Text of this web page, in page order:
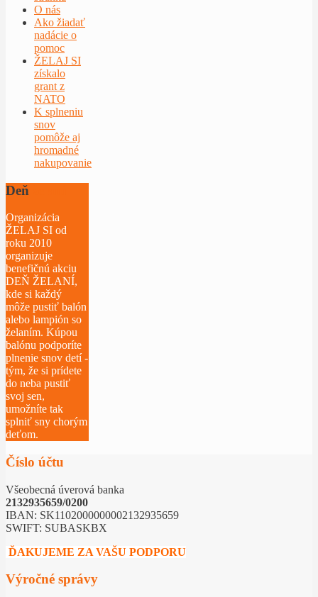
O nás
Ako žiadať
nadácie o
pomoc
ŽELAJ SI
získalo
grant z
NATO
K splneniu
snov
pomôže aj
hromadné
nakupovanie
Deň
Organizácia
ŽELAJ SI od
roku 2010
organizuje
benefičnú akciu
DEŇ ŽELANÍ,
kde si každý
môže pustiť balón
alebo lampión so
želaním. Kúpou
balónu podporíte
plnenie snov detí -
tým, že si prídete
do neba pustiť
svoj sen,
umožníte tak
splniť sny chorým
deťom.
Číslo účtu
Všeobecná úverová banka
2132935659/0200
IBAN: SK1102000000002132935659
SWIFT: SUBASKBX
ĎAKUJEME ZA VAŠU PODPORU
Výročné správy